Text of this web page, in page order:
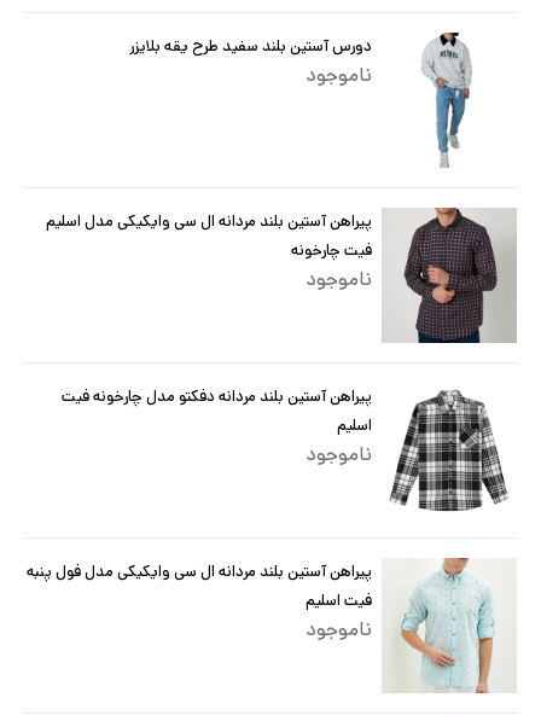
دورس آستین بلند سفید طرح یقه بلایزر
ناموجود
پیراهن آستین بلند مردانه ال سی وایکیکی مدل اسلیم
فیت چارخونه
ناموجود
پیراهن آستین بلند مردانه دفکتو مدل چارخونه فیت
اسلیم
ناموجود
پیراهن آستین بلند مردانه ال سی وایکیکی مدل فول پنبه
فیت اسلیم
ناموجود